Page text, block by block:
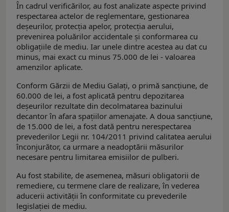
În cadrul verificărilor, au fost analizate aspecte privind
respectarea actelor de reglementare, gestionarea
deșeurilor, protecția apelor, protecția aerului,
prevenirea poluărilor accidentale și conformarea cu
obligațiile de mediu. Iar unele dintre acestea au dat cu
minus, mai exact cu minus 75.000 de lei - valoarea
amenzilor aplicate.
Conform Gărzii de Mediu Galați, o primă sancțiune, de
60.000 de lei, a fost aplicată pentru depozitarea
deșeurilor rezultate din decolmatarea bazinului
decantor în afara spațiilor amenajate. A doua sancțiune,
de 15.000 de lei, a fost dată pentru nerespectarea
prevederilor Legii nr. 104/2011 privind calitatea aerului
înconjurător, ca urmare a neadoptării măsurilor
necesare pentru limitarea emisiilor de pulberi.
Au fost stabilite, de asemenea, măsuri obligatorii de
remediere, cu termene clare de realizare, în vederea
aducerii activității în conformitate cu prevederile
legislației de mediu.